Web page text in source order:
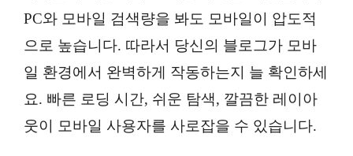
PC와 모바일 검색량을 봐도 모바일이 압도적
으로 높습니다. 따라서 당신의 블로그가 모바
일 환경에서 완벽하게 작동하는지 늘 확인하세
요. 빠른 로딩 시간, 쉬운 탐색, 깔끔한 레이아
웃이 모바일 사용자를 사로잡을 수 있습니다.